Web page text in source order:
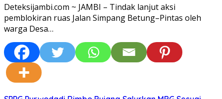
Deteksijambi.com ~ JAMBI – Tindak lanjut aksi
pemblokiran ruas Jalan Simpang Betung–Pintas oleh
warga Desa…